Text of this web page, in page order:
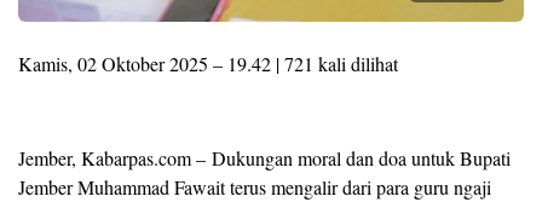
Kamis, 02 Oktober 2025 – 19.42 | 721 kali dilihat
Jember, Kabarpas.com – Dukungan moral dan doa untuk Bupati
Jember Muhammad Fawait terus mengalir dari para guru ngaji